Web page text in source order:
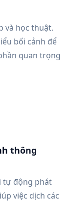
và học thuật.
bối cảnh để
quan trọng
thông
tự động phát
việc dịch các